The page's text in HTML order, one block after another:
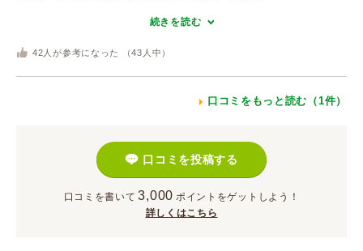
続きを読む
42 人が参考になった （43 人中）
口コミをもっと読む（1件）
口コミを投稿する
口コミを書いて 3,000 ポイント をゲットしよう！
詳しくはこちら